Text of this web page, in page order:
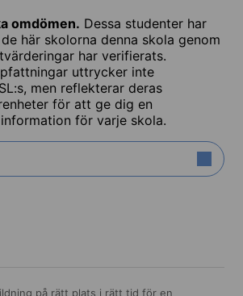
omdömen. Dessa studenter har
här skolorna denna skola genom
har verifierats.
uttrycker inte
men reflekterar deras
för att ge dig en
för varje skola.
på rätt plats i rätt tid för en